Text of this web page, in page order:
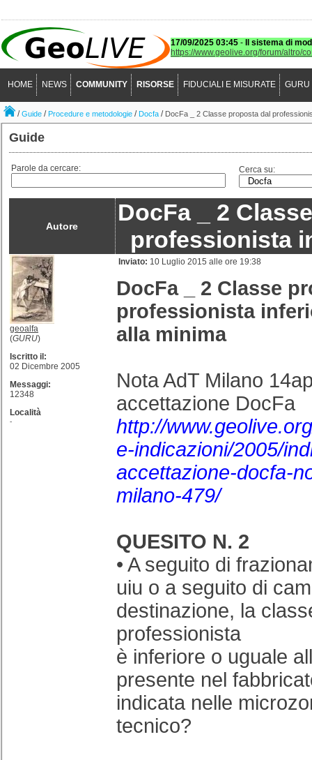
17/09/2025 03:45 -
Il sistema di
https://www.geolive.org/forum/altro/
HOME NEWS COMMUNITY RISORSE FIDUCIALI E MISURATE GURU
/Guide /Procedure e metodologie /Docfa / DocFa _ 2 Classe proposta dal
Guide
Parole da cercare: Cerca su:
Autore
DocFa _ 2
professionista
geoalfa
(GURU)
Iscritto il:
02 Dicembre 2005
Messaggi:
12348
Località
-
Inviato: 10 Luglio 2015 alle ore 19:38
DocFa _ 2 Classe
professionista
alla minima
Nota AdT Milano
accettazione DocFa
http://
e-indicazioni/2005/
accettazione-docfa-
milano-479/
QUESITO N. 2
• A seguito di
uiu o a seguito di
destinazione, la
professionista
è inferiore o uguale
presente nel
indicata nelle
tecnico?